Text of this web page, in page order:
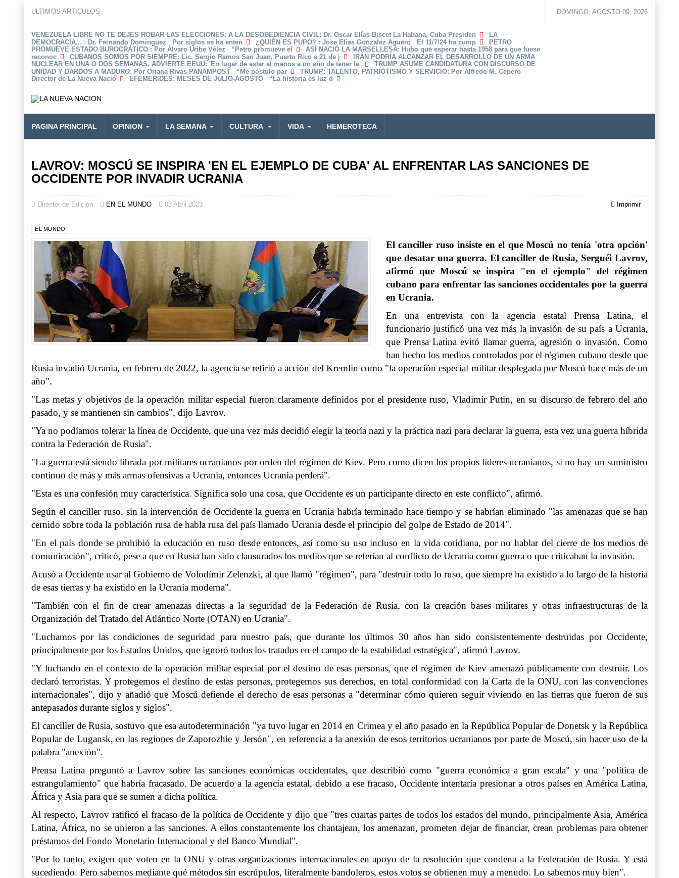
ULTIMOS ARTICULOS
VENEZUELA LIBRE NO TE DEJES ROBAR LAS ELECCIONES: A LA DESOBEDIENCIA CIVIL: Dr. Oscar Elías Biscet La Habana, Cuba Presiden
LA
DEMOCRACIA... : Dr. Fernando Dominguez Por siglos se ha enten ¿QUIÉN ES PUPO? : Jose Elias Gonzalez Aguero El 11/7/24 ha cump
PETRO
PROMUEVE ESTADO BUROCRÁTICO : Por Álvaro Uribe Vélez “Petro promueve el ASÍ NACIÓ LA MARSELLESA: Hubo que esperar hasta 1958 para que fuese
reconoc
CUBANOS SOMOS POR SIEMPRE: Lic. Sergio Ramos San Juan, Puerto Rico a 21 de j
IRÁN PODRÍA ALCANZAR EL DESARROLLO DE UN ARMA
NUCLEAR EN UNA O DOS SEMANAS, ADVIERTE EEUU: 'En lugar de estar al menos a un año de tener la
TRUMP ASUME CANDIDATURA CON DISCURSO DE
UNIDAD Y DARDOS A MADURO: Por Oriana Rivas PANAMPOST “Me postulo par TRUMP: TALENTO, PATRIOTISMO Y SERVICIO: Por Alfredo M. Cepero
Director de La Nueva Nació
EFEMERIDES: MESES DE JULIO-AGOSTO “La historia es luz d
DOMINGO, AGOSTO 09, 2026
PAGINA PRINCIPAL OPINION LA SEMANA CULTURA VIDA HEMEROTECA
LAVROV: MOSCÚ SE INSPIRA 'EN EL EJEMPLO DE CUBA' AL ENFRENTAR LAS SANCIONES DE
OCCIDENTE POR INVADIR UCRANIA
Imprimir
Director de Edición EN EL MUNDO 03 Abril 2023
EL MUNDO
El canciller ruso insiste en el que Moscú no tenía 'otra opción'
que desatar una guerra. El canciller de Rusia, Serguéi Lavrov,
afirmó que Moscú se inspira "en el ejemplo" del régimen
cubano para enfrentar las sanciones occidentales por la guerra
en Ucrania.
En una entrevista con la agencia estatal Prensa Latina, el
funcionario justificó una vez más la invasión de su país a Ucrania,
que Prensa Latina evitó llamar guerra, agresión o invasión. Como
han hecho los medios controlados por el régimen cubano desde que
Rusia invadió Ucrania, en febrero de 2022, la agencia se refirió a acción del Kremlin como "la operación especial militar desplegada por Moscú hace más de un
año".
"Las metas y objetivos de la operación militar especial fueron claramente definidos por el presidente ruso, Vladimir Putin, en su discurso de febrero del año
pasado, y se mantienen sin cambios", dijo Lavrov.
"Ya no podíamos tolerar la línea de Occidente, que una vez más decidió elegir la teoría nazi y la práctica nazi para declarar la guerra, esta vez una guerra híbrida
contra la Federación de Rusia".
"La guerra está siendo librada por militares ucranianos por orden del régimen de Kiev. Pero como dicen los propios líderes ucranianos, si no hay un suministro
continuo de más y más armas ofensivas a Ucrania, entonces Ucrania perderá".
"Esta es una confesión muy característica. Significa solo una cosa, que Occidente es un participante directo en este conflicto", afirmó.
Según el canciller ruso, sin la intervención de Occidente la guerra en Ucrania habría terminado hace tiempo y se habrían eliminado "las amenazas que se han
cernido sobre toda la población rusa de habla rusa del país llamado Ucrania desde el principio del golpe de Estado de 2014".
"En el país donde se prohibió la educación en ruso desde entonces, así como su uso incluso en la vida cotidiana, por no hablar del cierre de los medios de
comunicación", criticó, pese a que en Rusia han sido clausurados los medios que se referían al conflicto de Ucrania como guerra o que criticaban la invasión.
Acusó a Occidente usar al Gobierno de Volodímir Zelenzki, al que llamó "régimen", para "destruir todo lo ruso, que siempre ha existido a lo largo de la historia
de esas tierras y ha existido en la Ucrania moderna".
"También con el fin de crear amenazas directas a la seguridad de la Federación de Rusia, con la creación bases militares y otras infraestructuras de la
Organización del Tratado del Atlántico Norte (OTAN) en Ucrania".
"Luchamos por las condiciones de seguridad para nuestro país, que durante los últimos 30 años han sido consistentemente destruidas por Occidente,
principalmente por los Estados Unidos, que ignoró todos los tratados en el campo de la estabilidad estratégica", afirmó Lavrov.
"Y luchando en el contexto de la operación militar especial por el destino de esas personas, que el régimen de Kiev amenazó públicamente con destruir. Los
declaró terroristas. Y protegemos el destino de estas personas, protegemos sus derechos, en total conformidad con la Carta de la ONU, con las convenciones
internacionales", dijo y añadió que Moscú defiende el derecho de esas personas a "determinar cómo quieren seguir viviendo en las tierras que fueron de sus
antepasados durante siglos y siglos".
El canciller de Rusia, sostuvo que esa autodeterminación "ya tuvo lugar en 2014 en Crimea y el año pasado en la República Popular de Donetsk y la República
Popular de Lugansk, en las regiones de Zaporozhie y Jersón", en referencia a la anexión de esos territorios ucranianos por parte de Moscú, sin hacer uso de la
palabra "anexión".
Prensa Latina preguntó a Lavrov sobre las sanciones económicas occidentales, que describió como "guerra económica a gran escala" y una "política de
estrangulamiento" que habría fracasado. De acuerdo a la agencia estatal, debido a ese fracaso, Occidente intentaría presionar a otros países en América Latina,
África y Asia para que se sumen a dicha política.
Al respecto, Lavrov ratificó el fracaso de la política de Occidente y dijo que "tres cuartas partes de todos los estados del mundo, principalmente Asia, América
Latina, África, no se unieron a las sanciones. A ellos constantemente los chantajean, los amenazan, prometen dejar de financiar, crean problemas para obtener
préstamos del Fondo Monetario Internacional y del Banco Mundial".
"Por lo tanto, exigen que voten en la ONU y otras organizaciones internacionales en apoyo de la resolución que condena a la Federación de Rusia. Y está
sucediendo. Pero sabemos mediante qué métodos sin escrúpulos, literalmente bandoleros, estos votos se obtienen muy a menudo. Lo sabemos muy bien".